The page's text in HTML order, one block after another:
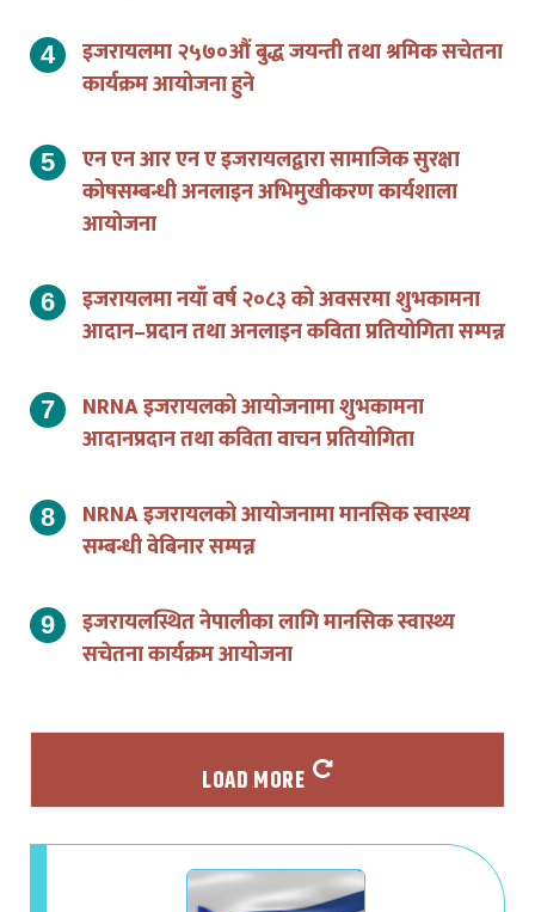
इजरायलमा २५७०औं बुद्ध जयन्ती तथा श्रमिक सचेतना
कार्यक्रम आयोजना हुने
एन एन आर एन ए इजरायलद्वारा सामाजिक सुरक्षा
कोषसम्बन्धी अनलाइन अभिमुखीकरण कार्यशाला
आयोजना
इजरायलमा नयाँ वर्ष २०८३ को अवसरमा शुभकामना
आदान–प्रदान तथा अनलाइन कविता प्रतियोगिता सम्पन्न
NRNA इजरायलको आयोजनामा शुभकामना
आदानप्रदान तथा कविता वाचन प्रतियोगिता
NRNA इजरायलको आयोजनामा मानसिक स्वास्थ्य
सम्बन्धी वेबिनार सम्पन्न
इजरायलस्थित नेपालीका लागि मानसिक स्वास्थ्य
सचेतना कार्यक्रम आयोजना
LOAD MORE